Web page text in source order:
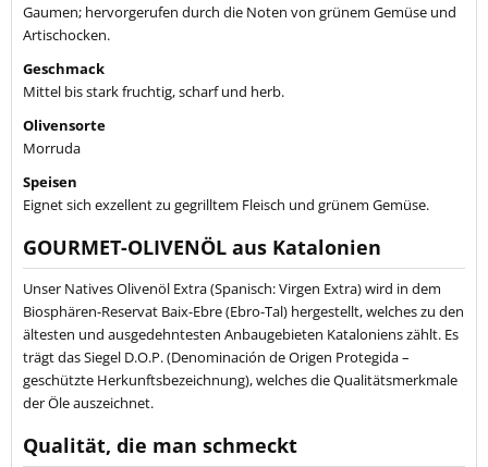
Gaumen; hervorgerufen durch die Noten von grünem Gemüse und
Artischocken.
Geschmack
Mittel bis stark fruchtig, scharf und herb.
Olivensorte
Morruda
Speisen
Eignet sich exzellent zu gegrilltem Fleisch und grünem Gemüse.
GOURMET-OLIVENÖL aus Katalonien
Unser Natives Olivenöl Extra (Spanisch: Virgen Extra) wird in dem
Biosphären-Reservat Baix-Ebre (Ebro-Tal) hergestellt, welches zu den
ältesten und ausgedehntesten Anbaugebieten Kataloniens zählt. Es
trägt das Siegel D.O.P. (Denominación de Origen Protegida –
geschützte Herkunftsbezeichnung), welches die Qualitätsmerkmale
der Öle auszeichnet.
Qualität, die man schmeckt